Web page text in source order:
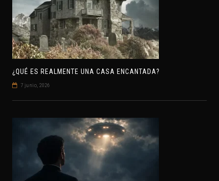
¿QUÉ ES REALMENTE UNA CASA ENCANTADA?
7 junio, 2026